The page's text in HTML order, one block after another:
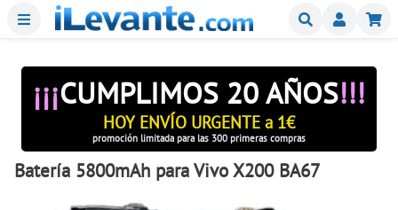
Menu Buscar
¡¡¡CUMPLIMOS 20 AÑOS!!!
HOY ENVÍO URGENTE a 1€
promoción limitada para las 300 primeras compras
Batería 5800mAh para Vivo X200 BA67